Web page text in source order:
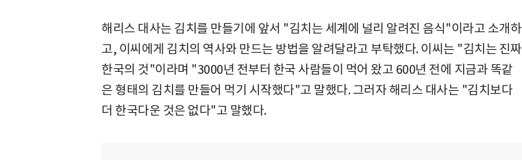
해리스 대사는 김치를 만들기에 앞서 "김치는 세계에 널리 알려진 음식"이라고 소개하
고, 이씨에게 김치의 역사와 만드는 방법을 알려달라고 부탁했다. 이씨는 "김치는 진짜
한국의 것"이라며 "3000년 전부터 한국 사람들이 먹어 왔고 600년 전에 지금과 똑같
은 형태의 김치를 만들어 먹기 시작했다"고 말했다. 그러자 해리스 대사는 "김치보다
더 한국다운 것은 없다"고 말했다.